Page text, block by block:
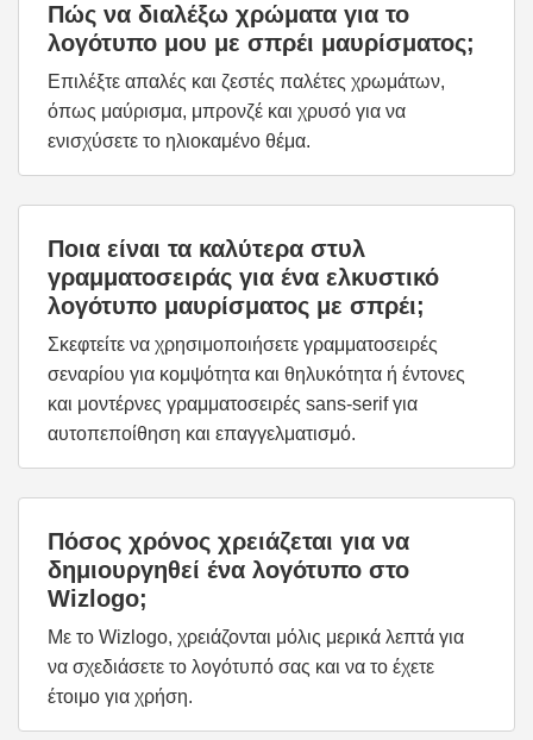
Πώς να διαλέξω χρώματα για το
λογότυπο μου με σπρέι μαυρίσματος;
Επιλέξτε απαλές και ζεστές παλέτες χρωμάτων,
όπως μαύρισμα, μπρονζέ και χρυσό για να
ενισχύσετε το ηλιοκαμένο θέμα.
Ποια είναι τα καλύτερα στυλ
γραμματοσειράς για ένα ελκυστικό
λογότυπο μαυρίσματος με σπρέι;
Σκεφτείτε να χρησιμοποιήσετε γραμματοσειρές
σεναρίου για κομψότητα και θηλυκότητα ή έντονες
και μοντέρνες γραμματοσειρές sans-serif για
αυτοπεποίθηση και επαγγελματισμό.
Πόσος χρόνος χρειάζεται για να
δημιουργηθεί ένα λογότυπο στο
Wizlogo;
Με το Wizlogo, χρειάζονται μόλις μερικά λεπτά για
να σχεδιάσετε το λογότυπό σας και να το έχετε
έτοιμο για χρήση.